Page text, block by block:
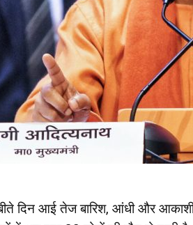
दिन आई तेज बारिश, आंधी और